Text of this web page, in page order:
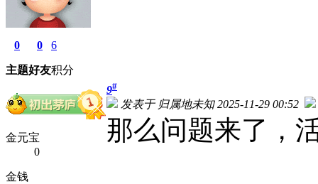
0
主题
0
好友
6
积分
金元宝
0
金钱
9#
发表于 归属地未知 2025-11-29 00:52
那么问题来了，